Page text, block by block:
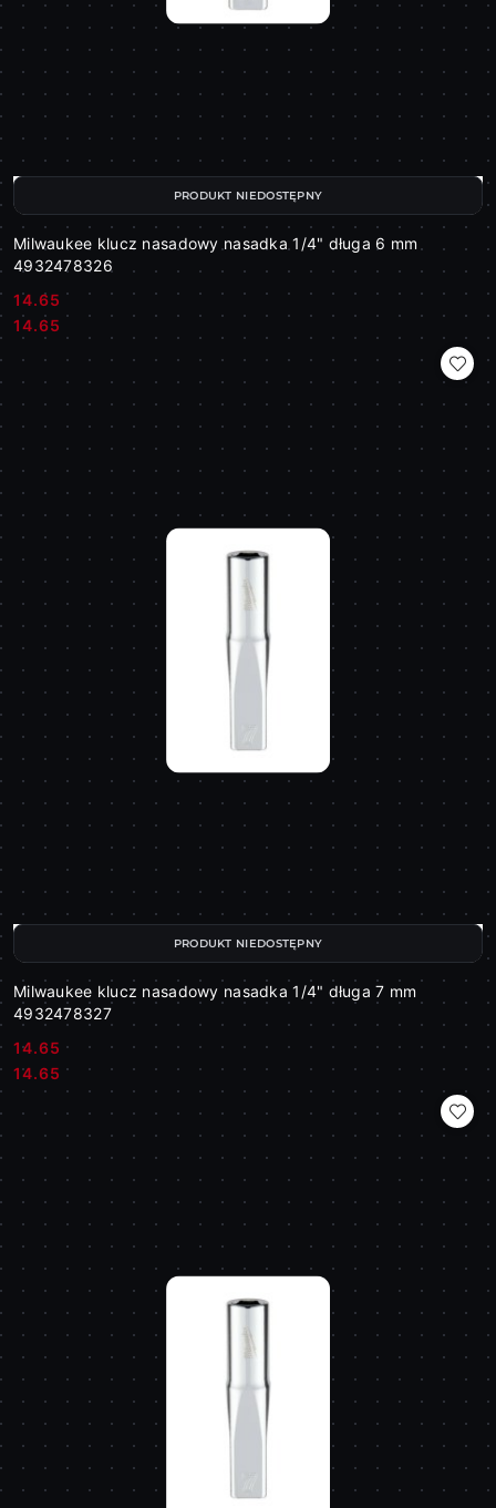
Milwaukee klucz nasadowy nasadka 1/4" długa 6 mm
4932478326
Cena:
14.65
Cena:
14.65
PRODUKT NIEDOSTĘPNY
Milwaukee klucz nasadowy nasadka 1/4" długa 7 mm
4932478327
Cena:
14.65
Cena:
14.65
PRODUKT NIEDOSTĘPNY